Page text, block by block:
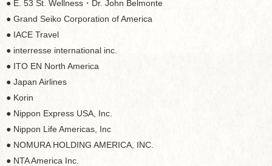
● E. 53 St. Wellness・Dr. John Belmonte
● Grand Seiko Corporation of America
● IACE Travel
● interresse international inc.
● ITO EN North America
● Japan Airlines
● Korin
● Nippon Express USA, Inc.
● Nippon Life Americas, Inc
● NOMURA HOLDING AMERICA, INC.
● NTA America Inc.